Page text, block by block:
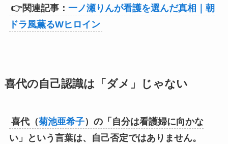
👉関連記事： 一ノ瀬りんが看護を選んだ真相｜朝
ドラ風薫るWヒロイン
喜代の自己認識は「ダメ」じゃない
喜代（菊池亜希子）の「自分は看護婦に向かな
い」という言葉は、自己否定ではありません。